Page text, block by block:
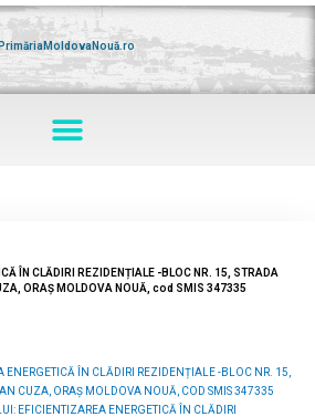
PrimăriaMoldovaNouă.ro
Menu
ÎN CLĂDIRI REZIDENȚIALE -BLOC NR. 15, STRADA
ORAȘ MOLDOVA NOUĂ, cod SMIS 347335
ENERGETICĂ ÎN CLĂDIRI REZIDENȚIALE -BLOC NR. 15,
CUZA, ORAȘ MOLDOVA NOUĂ, COD SMIS 347335
EFICIENTIZAREA ENERGETICĂ ÎN CLĂDIRI